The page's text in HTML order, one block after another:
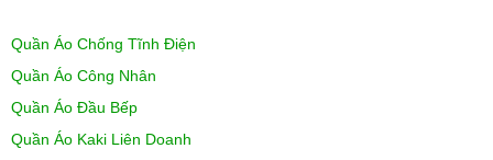
Quần Áo Chống Tĩnh Điện
Quần Áo Công Nhân
Quần Áo Đầu Bếp
Quần Áo Kaki Liên Doanh